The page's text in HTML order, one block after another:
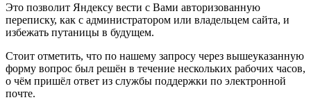
Это позволит Яндексу вести с Вами авторизованную
переписку, как с администратором или владельцем сайта, и
избежать путаницы в будущем.
Стоит отметить, что по нашему запросу через вышеуказанную
форму вопрос был решён в течение нескольких рабочих часов,
о чём пришёл ответ из службы поддержки по электронной
почте.